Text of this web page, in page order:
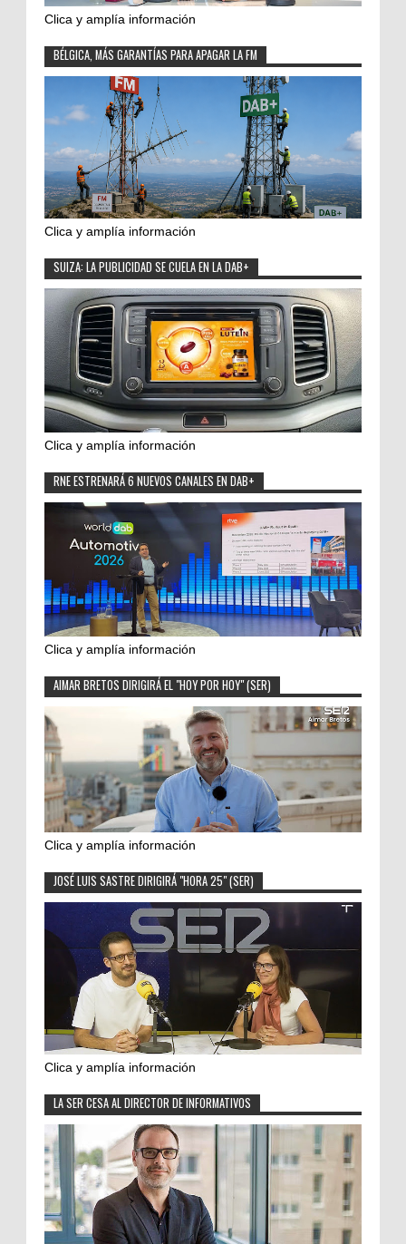
Clica y amplía información
BÉLGICA, MÁS GARANTÍAS PARA APAGAR LA FM
Clica y amplía información
SUIZA: LA PUBLICIDAD SE CUELA EN LA DAB+
Clica y amplía información
RNE ESTRENARÁ 6 NUEVOS CANALES EN DAB+
Clica y amplía información
AIMAR BRETOS DIRIGIRÁ EL "HOY POR HOY" (SER)
Clica y amplía información
JOSÉ LUIS SASTRE DIRIGIRÁ "HORA 25" (SER)
Clica y amplía información
LA SER CESA AL DIRECTOR DE INFORMATIVOS